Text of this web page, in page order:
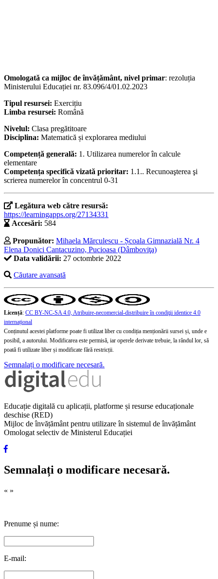
Omologată ca mijloc de învățământ, nivel primar: rezoluția
Ministerului Educației nr. 83.096/4/01.02.2023
Tipul resursei: Exercițiu
Limba resursei: Română
Nivelul: Clasa pregătitoare
Disciplina: Matematică și explorarea mediului
Competență generală: 1. Utilizarea numerelor în calcule
elementare
Competența specifică vizată prioritar: 1.1.. Recunoaşterea şi
scrierea numerelor în concentrul 0-31
Legătura web către resursă:
https://learningapps.org/27134331
Accesări: 584
Propunător: Mihaela Mărculescu - Școala Gimnazială Nr. 4
Elena Donici Cantacuzino, Pucioasa (Dâmboviţa)
Data validării: 27 octombrie 2022
Căutare avansată
Licență: CC BY-NC-SA 4.0, Atribuire-necomercial-distribuire în condiţii identice 4.0
internațional
Conținutul acestei platforme poate fi utilizat liber cu condiția menționării sursei și, unde e
posibil, a autorului. Modificarea este permisă, iar operele derivate trebuie, la rândul lor, să
poată fi utilizate liber și modificate fără restricții.
Semnalați o modificare necesară.
Educație digitală cu aplicații, platforme și resurse educaționale
deschise (RED)
Mijloc de învățământ pentru utilizare în sistemul de învățământ
Omologat selectiv de Ministerul Educației
Semnalați o modificare necesară.
« »
Prenume și nume:
E-mail: